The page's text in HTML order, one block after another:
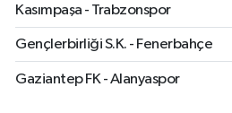
Kasımpaşa - Trabzonspor
Gençlerbirliği S.K. - Fenerbahçe
Gaziantep FK - Alanyaspor